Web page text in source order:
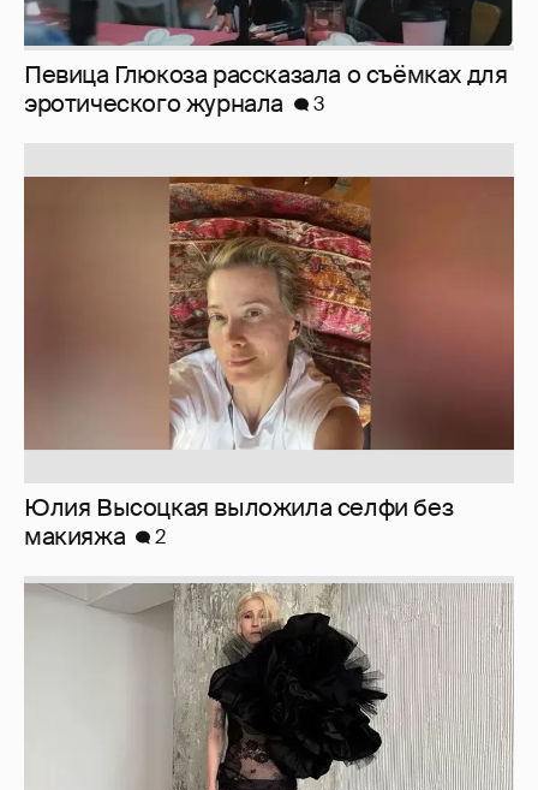
Певица Глюкоза рассказала о съёмках для
эротического журнала
3
Юлия Высоцкая выложила селфи без
макияжа
2